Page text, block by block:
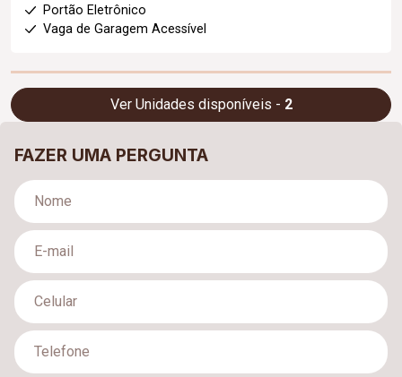
Portão Eletrônico
Vaga de Garagem Acessível
Ver Unidades disponíveis - 2
FAZER UMA PERGUNTA